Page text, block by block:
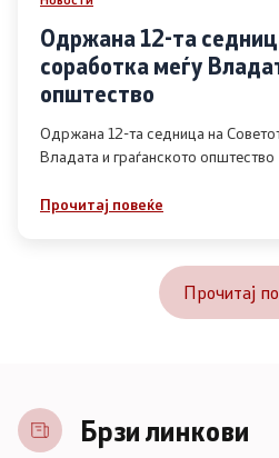
Одржана 12-та
соработка меѓу
општество
Одржана 12-та седница на
Владата и граѓанското општество
Прочитај повеќе
Прочитај
Брзи линкови